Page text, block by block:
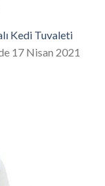
Kedi Tuvaleti
17 Nisan 2021